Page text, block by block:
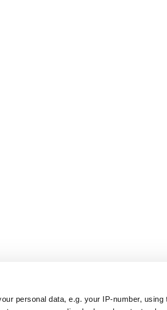
personal data, e.g. your IP-number,
rejestracyjny: 50203309441, adres